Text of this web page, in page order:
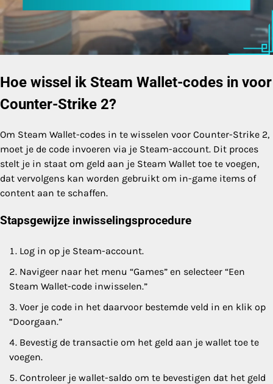
Hoe wissel ik Steam Wallet-codes in voor
Counter-Strike 2?
Om Steam Wallet-codes in te wisselen voor Counter-Strike 2,
moet je de code invoeren via je Steam-account. Dit proces
stelt je in staat om geld aan je Steam Wallet toe te voegen,
dat vervolgens kan worden gebruikt om in-game items of
content aan te schaffen.
Stapsgewijze inwisselingsprocedure
Log in op je Steam-account.
Navigeer naar het menu “Games” en selecteer “Een
Steam Wallet-code inwisselen.”
Voer je code in het daarvoor bestemde veld in en klik op
“Doorgaan.”
Bevestig de transactie om het geld aan je wallet toe te
voegen.
Controleer je wallet-saldo om te bevestigen dat het geld